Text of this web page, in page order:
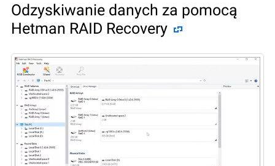
Odzyskiwanie danych za pomocą
Hetman RAID Recovery